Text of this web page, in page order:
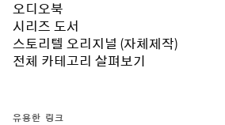
오디오북
시리즈 도서
스토리텔 오리지널 (자체제작)
전체 카테고리 살펴보기
유용한 링크